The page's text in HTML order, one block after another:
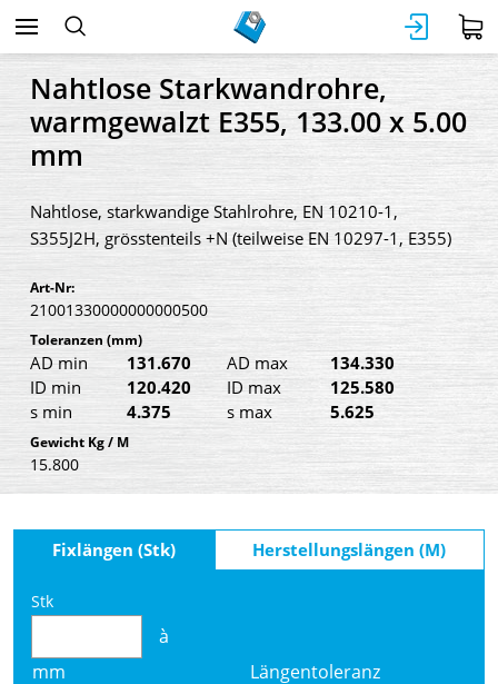
Nahtlose Starkwandrohre,
warmgewalzt E355, 133.00 x 5.00
mm
Nahtlose, starkwandige Stahlrohre, EN 10210-1,
S355J2H, grösstenteils +N (teilweise EN 10297-1, E355)
Art-Nr:
21001330000000000500
Toleranzen (mm)
AD min 131.670 AD max
134.330
ID min
120.420 ID max
125.580
s min
4.375 s max 5.625
Gewicht Kg / M
15.800
Fixlängen (Stk) Herstellungslängen (M)
Stk
à
mm
Längentoleranz